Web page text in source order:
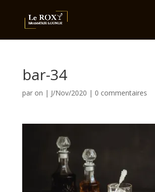
bar-34
par on | J/Nov/2020 | 0 commentaires